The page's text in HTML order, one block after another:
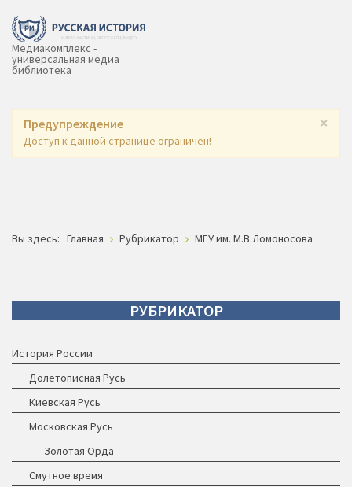
Медиакомплекс -
универсальная медиа
библиотека
×
Предупреждение
Доступ к данной странице ограничен!
Вы здесь: Главная Рубрикатор МГУ им. М.В.Ломоносова
РУБРИКАТОР
История России
Долетописная Русь
Киевская Русь
Московская Русь
Золотая Орда
Смутное время